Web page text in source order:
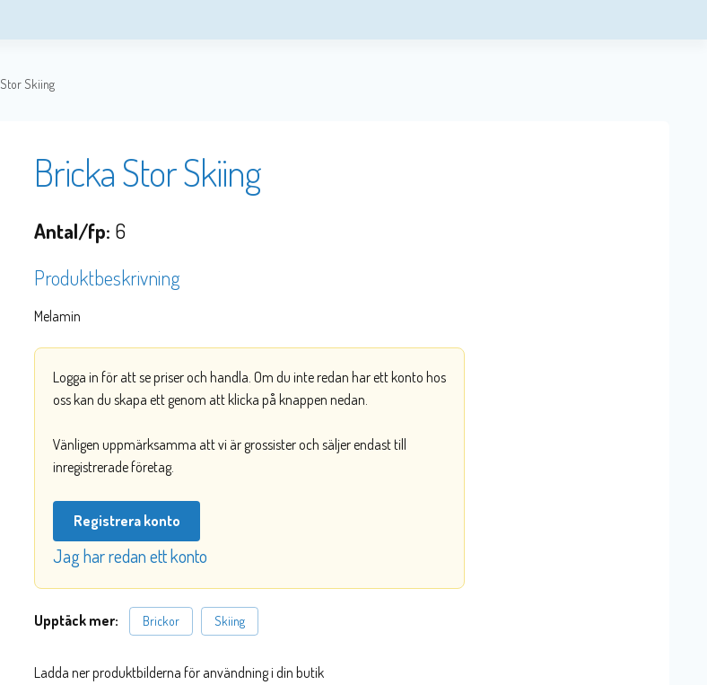
Skiing
Bricka Stor Skiing
Antal/fp: 6
Produktbeskrivning
Melamin
Logga in för att se priser och handla. Om du inte redan har ett konto hos
oss kan du skapa ett genom att klicka på knappen nedan.
Vänligen uppmärksamma att vi är grossister och säljer endast till
inregistrerade företag.
Registrera konto
Jag har redan ett konto
Upptäck mer: Brickor Skiing
Ladda ner produktbilderna för användning i din butik